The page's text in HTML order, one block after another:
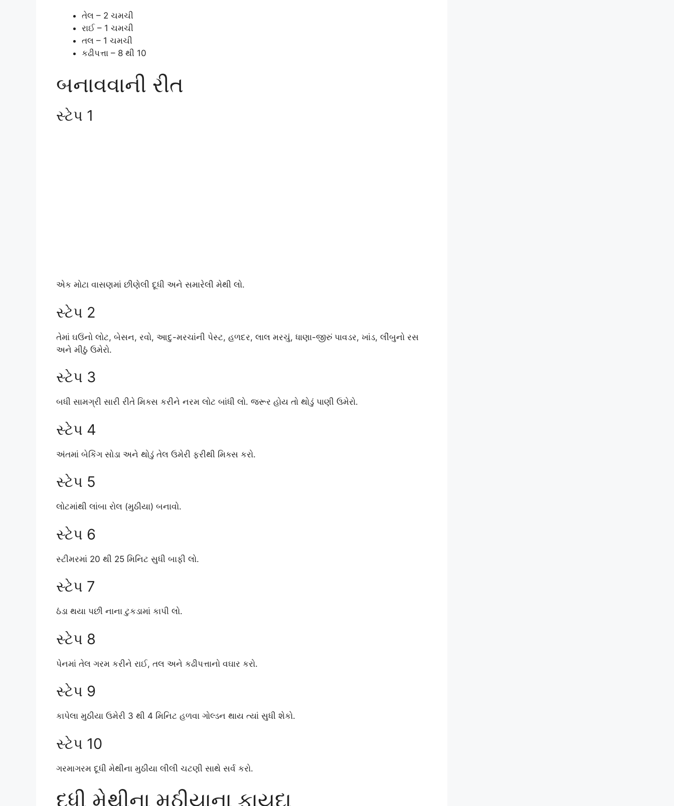
તેલ – 2 ચમચી
રાઈ – 1 ચમચી
તલ – 1 ચમચી
કઢીપત્તા – 8 થી 10
બનાવવાની રીત
સ્ટેપ 1
એક મોટા વાસણમાં છીણેલી દૂધી અને સમારેલી મેથી લો.
સ્ટેપ 2
તેમાં ઘઉંનો લોટ, બેસન, રવો, આદુ-મરચાંની પેસ્ટ, હળદર, લાલ મરચું, ધાણા-જીરું પાવડર, ખાંડ, લીંબુનો રસ
અને મીઠું ઉમેરો.
સ્ટેપ 3
બધી સામગ્રી સારી રીતે મિક્સ કરીને નરમ લોટ બાંધી લો. જરૂર હોય તો થોડું પાણી ઉમેરો.
સ્ટેપ 4
અંતમાં બેકિંગ સોડા અને થોડું તેલ ઉમેરી ફરીથી મિક્સ કરો.
સ્ટેપ 5
લોટમાંથી લાંબા રોલ (મુઠીયા) બનાવો.
સ્ટેપ 6
સ્ટીમરમાં 20 થી 25 મિનિટ સુધી બાફી લો.
સ્ટેપ 7
ઠંડા થયા પછી નાના ટુકડામાં કાપી લો.
સ્ટેપ 8
પેનમાં તેલ ગરમ કરીને રાઈ, તલ અને કઢીપત્તાનો વઘાર કરો.
સ્ટેપ 9
કાપેલા મુઠીયા ઉમેરી 3 થી 4 મિનિટ હળવા ગોલ્ડન થાય ત્યાં સુધી શેકો.
સ્ટેપ 10
ગરમાગરમ દૂધી મેથીના મુઠીયા લીલી ચટણી સાથે સર્વ કરો.
દૂધી મેથીના મુઠીયાના ફાયદા